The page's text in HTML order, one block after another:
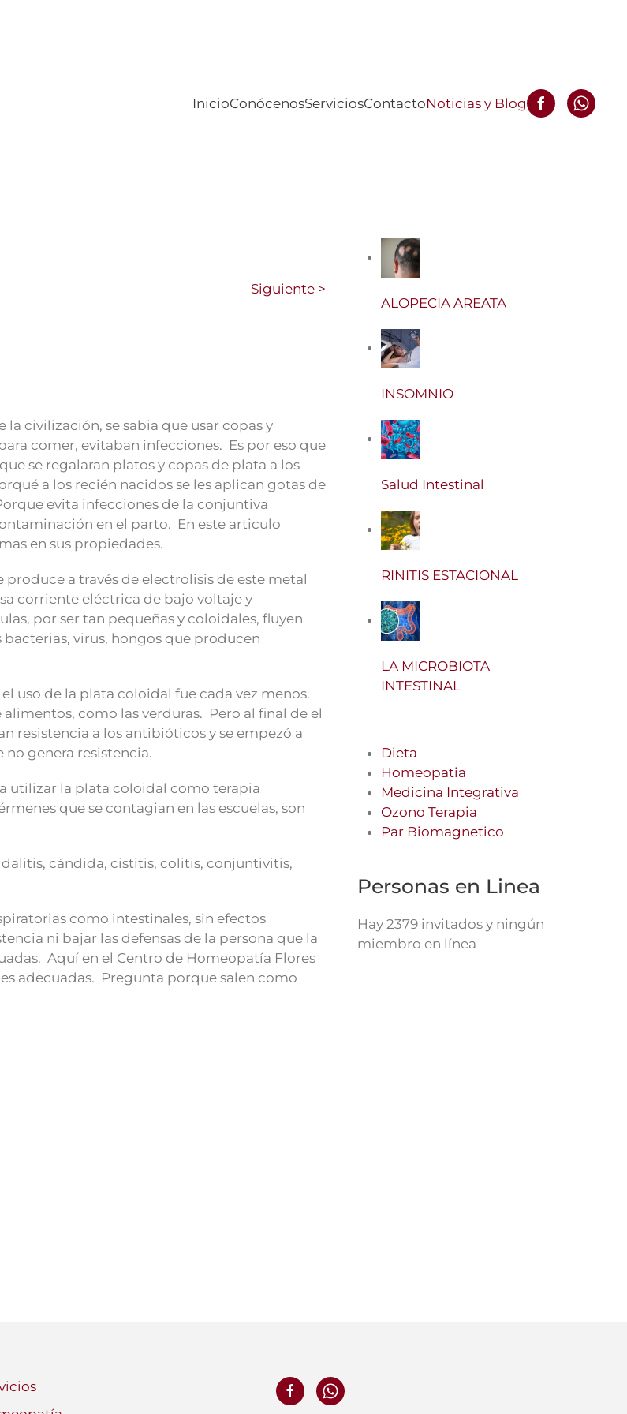
InicioConócenosServiciosContactoNoticias y Blog
Siguiente >
la civilización, se sabia que usar copas y
comer, evitaban infecciones. Es por eso que
se regalaran platos y copas de plata a los
a los recién nacidos se les aplican gotas de
evita infecciones de la conjuntiva
en el parto. En este articulo
en sus propiedades.
produce a través de electrolisis de este metal
corriente eléctrica de bajo voltaje y
por ser tan pequeñas y coloidales, fluyen
virus, hongos que producen
de la plata coloidal fue cada vez menos.
como las verduras. Pero al final de el
resistencia a los antibióticos y se empezó a
genera resistencia.
utilizar la plata coloidal como terapia
que se contagian en las escuelas, son
cándida, cistitis, colitis, conjuntivitis,
como intestinales, sin efectos
ni bajar las defensas de la persona que la
Aquí en el Centro de Homeopatía Flores
adecuadas. Pregunta porque salen como
ALOPECIA AREATA
INSOMNIO
Salud Intestinal
RINITIS ESTACIONAL
LA MICROBIOTA
INTESTINAL
Dieta
Homeopatia
Medicina Integrativa
Ozono Terapia
Par Biomagnetico
Personas en Linea
Hay 2379 invitados y ningún
miembro en línea